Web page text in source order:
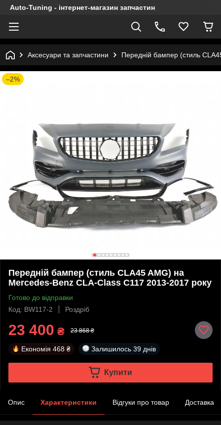
Auto-Tuning - інтернет-магазин запчастин
Аксесуари та запчастини Передній бампер (стиль
–2%
Передній бампер (стиль CLA45 AMG) на
Mercedes-Benz CLA-Class C117 2013-2017 року
Готово до відправки
Код: BW117-2
Роздріб
23 400 ₴ 23 868 ₴
Економія 468 ₴ Залишилось 39 днів
Купити
Опис Характеристики Відгуки про товар Доставка